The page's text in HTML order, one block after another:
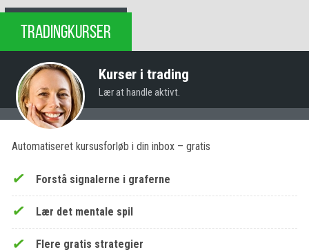
TRADINGKURSER
Kurser i trading
Lær at handle aktivt.
Automatiseret kursusforløb i din inbox – gratis
Forstå signalerne i graferne
Lær det mentale spil
Flere gratis strategier